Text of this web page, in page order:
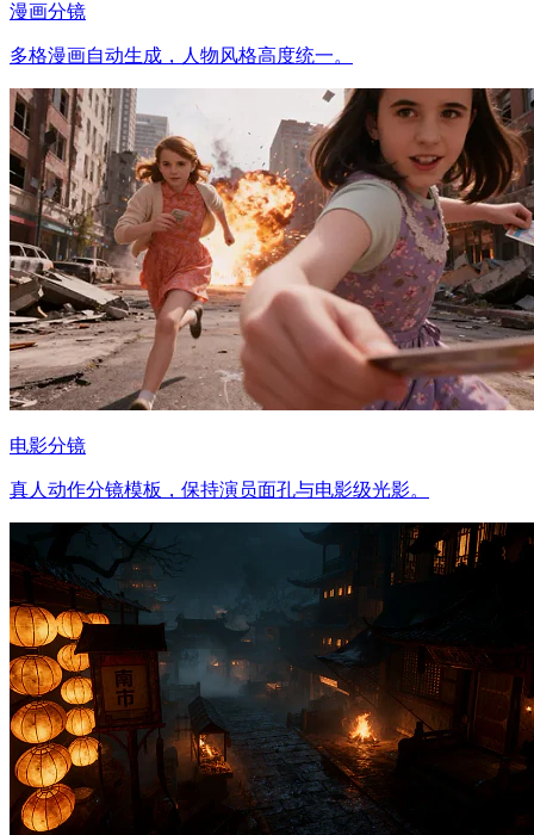
漫画分镜
多格漫画自动生成，人物风格高度统一。
电影分镜
真人动作分镜模板，保持演员面孔与电影级光影。